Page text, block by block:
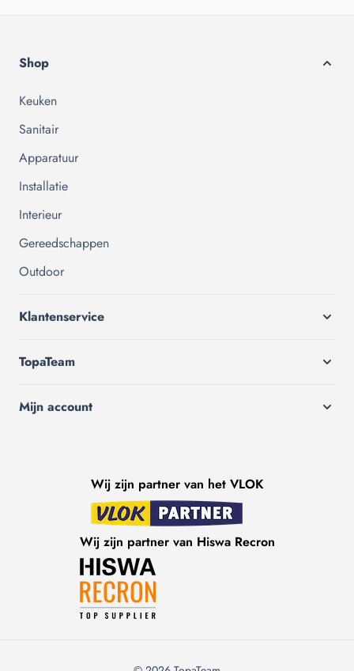
Shop
Keuken
Sanitair
Apparatuur
Installatie
Interieur
Gereedschappen
Outdoor
Klantenservice
TopaTeam
Mijn account
Wij zijn partner van het VLOK
Wij zijn partner van Hiswa Recron